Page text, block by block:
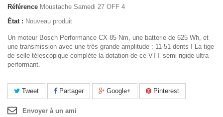
Référence Moustache Samedi 27 OFF 4
État : Nouveau produit
Un moteur Bosch Performance CX 85 Nm, une batterie de 625 Wh, et
une transmission avec une très grande amplitude : 11-51 dents ! La tige
de selle télescopique complète la dotation de ce VTT semi rigide ultra
performant.
Tweet Partager Google+ Pinterest
Envoyer à un ami